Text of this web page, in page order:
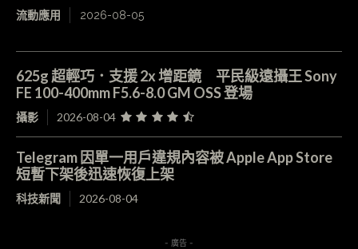
流動應用 2026-08-05
625g 超輕巧．支援 2x 增距鏡 平民級遠攝王 Sony
FE 100-400mm F5.6-8.0 GM OSS 登場
攝影 2026-08-04
Telegram 因單一用戶違規內容被 Apple App Store
短暫下架後迅速恢復上架
科技新聞 2026-08-04
- 廣告 -